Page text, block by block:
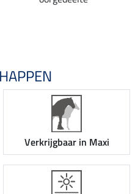
Verkrijgbaar in Maxi